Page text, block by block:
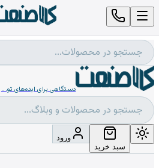
دستگاهی برای ایده‌های تو...
سبد خرید
ورود